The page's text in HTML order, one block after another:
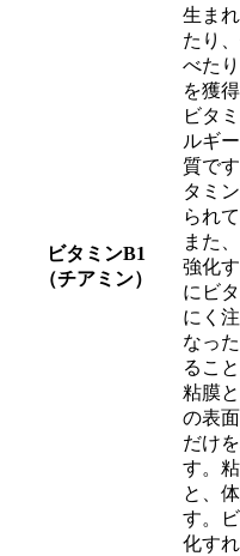
ビタミンB1
（チアミン）
生ま
たり
べた
を獲
ビタ
ルギ
質で
タミ
られ
また
強化
にビ
にく
なっ
るこ
粘膜
の表
だけ
す。
と、
す。
化す